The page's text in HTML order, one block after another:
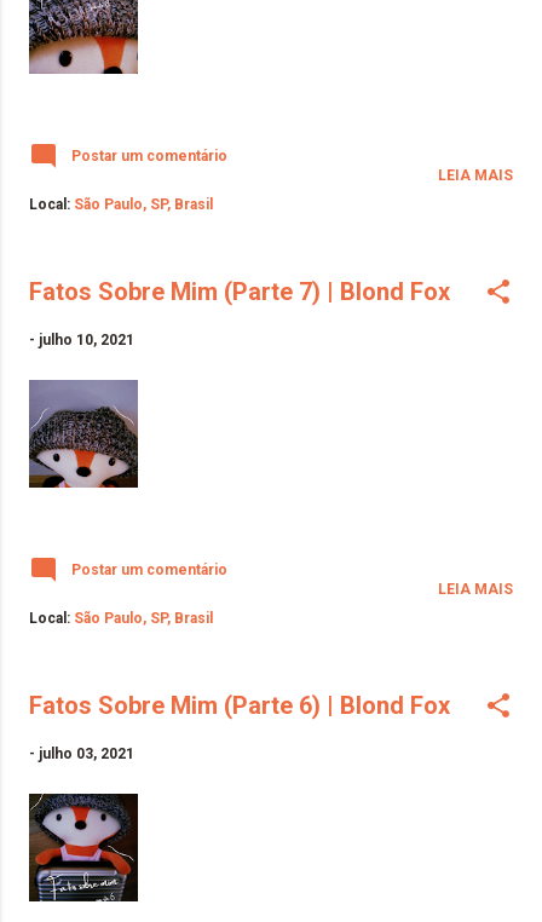
Postar um comentário
Local: São Paulo, SP, Brasil
LEIA MAIS
Fatos Sobre Mim (Parte 7) | Blond Fox
- julho 10, 2021
Postar um comentário
Local: São Paulo, SP, Brasil
LEIA MAIS
Fatos Sobre Mim (Parte 6) | Blond Fox
- julho 03, 2021